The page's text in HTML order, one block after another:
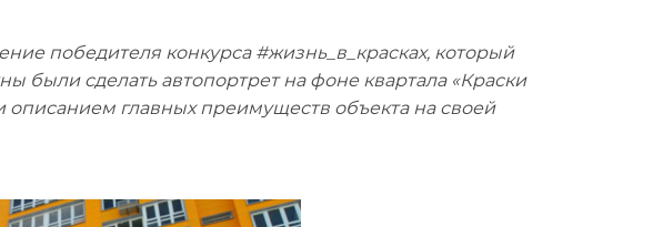
победителя конкурса #жизнь_в_красках, который
были сделать автопортрет на фоне квартала «Краски
главных преимуществ объекта на своей